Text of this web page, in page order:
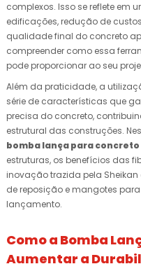
complexos. Isso se reflete em
edificações, redução de
qualidade final do concreto
compreender como essa
pode proporcionar ao seu
Além da praticidade, a
série de características que
precisa do concreto,
estrutural das construções.
bomba lança para concreto
estruturas, os benefícios das
inovação trazida pela
de reposição e mangotes
lançamento.
Como a Bomba
Aumentar a